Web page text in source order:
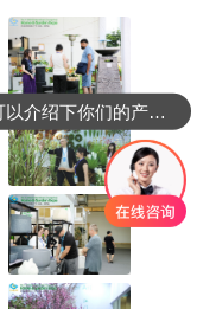
可以介绍下你们的产品么